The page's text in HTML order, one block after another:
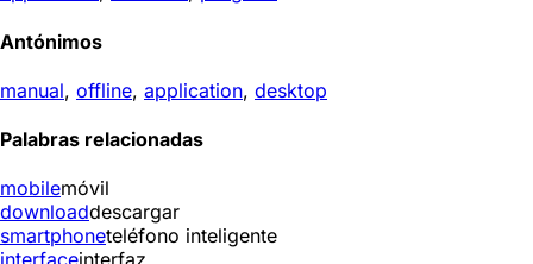
Antónimos
manual, offline, application, desktop
Palabras relacionadas
mobilemóvil
downloaddescargar
smartphoneteléfono inteligente